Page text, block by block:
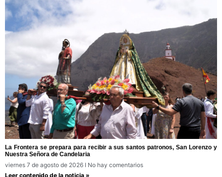
La Frontera se prepara para recibir a sus santos patronos, San Lorenzo y
Nuestra Señora de Candelaria
viernes 7 de agosto de 2026
No hay comentarios
Leer contenido de la noticia »